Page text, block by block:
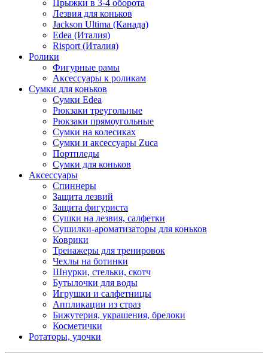
Прыжки в 3-4 оборота
Лезвия для коньков
Jackson Ultima (Канада)
Edea (Италия)
Risport (Италия)
Ролики
Фигурные рамы
Аксессуары к роликам
Сумки для коньков
Сумки Edea
Рюкзаки треугольные
Рюкзаки прямоугольные
Сумки на колесиках
Сумки и аксессуары Zuca
Портпледы
Сумки для коньков
Аксессуары
Спиннеры
Защита лезвий
Защита фигуриста
Сушки на лезвия, салфетки
Сушилки-ароматизаторы для коньков
Коврики
Тренажеры для тренировок
Чехлы на ботинки
Шнурки, стельки, скотч
Бутылочки для воды
Игрушки и салфетницы
Аппликации из страз
Бижутерия, украшения, брелоки
Косметички
Ротаторы, удочки